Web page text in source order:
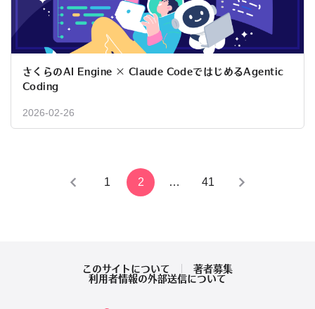
さくらのAI Engine × Claude CodeではじめるAgentic
Coding
2026-02-26
1 2 … 41
このサイトについて
著者募集
利用者情報の外部送信について